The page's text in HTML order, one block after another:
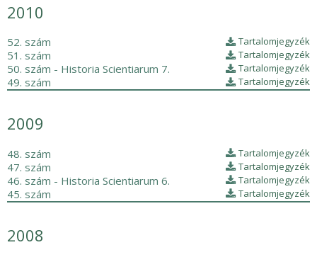
2010
52. szám Tartalomjegyzék
51. szám Tartalomjegyzék
50. szám - Historia Scientiarum 7. Tartalomjegyzék
49. szám Tartalomjegyzék
2009
48. szám Tartalomjegyzék
47. szám Tartalomjegyzék
46. szám - Historia Scientiarum 6. Tartalomjegyzék
45. szám Tartalomjegyzék
2008